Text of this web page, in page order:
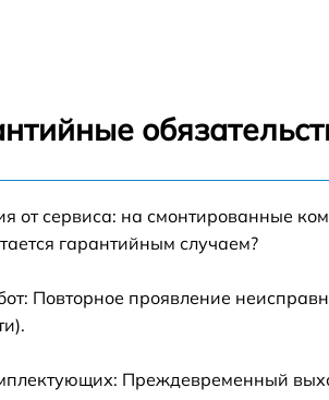
шлейфа матрицы HP 17-BY0024UR
HP 17-BY0024UR
от сервиса: на смонтированные
гарантийным случаем?
Повторное проявление
Преждевременный